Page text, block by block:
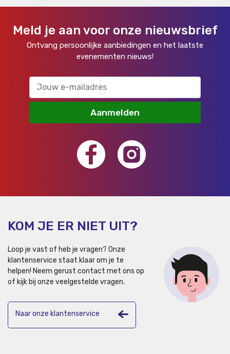
Meld je aan voor onze nieuwsbrief
Ontvang persoonlijke aanbiedingen en het laatste
evenementen nieuws!
Aanmelden
KOM JE ER NIET UIT?
Loop je vast of heb je vragen? Onze
klantenservice staat klaar om je te
helpen! Neem gerust contact met ons op
of kijk bij onze veelgestelde vragen.
Naar onze klantenservice